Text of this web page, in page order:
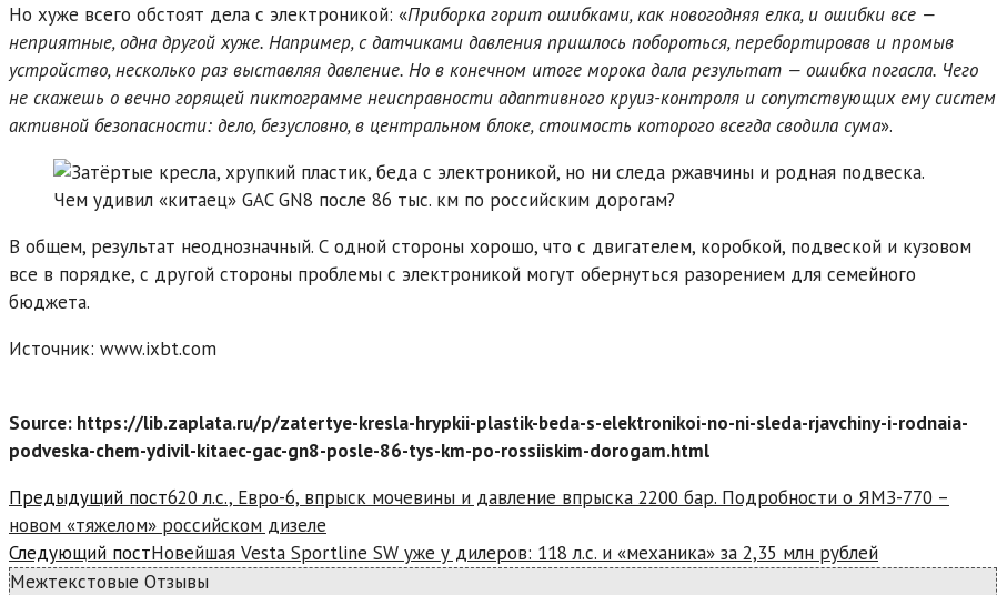
Но хуже всего обстоят дела с электроникой: «Приборка горит ошибками, как новогодняя елка, и ошибки все —
неприятные, одна другой хуже. Например, с датчиками давления пришлось побороться, перебортировав и промыв
устройство, несколько раз выставляя давление. Но в конечном итоге морока дала результат — ошибка погасла. Чего
не скажешь о вечно горящей пиктограмме неисправности адаптивного круиз-контроля и сопутствующих ему систем
активной безопасности: дело, безусловно, в центральном блоке, стоимость которого всегда сводила сума».
В общем, результат неоднозначный. С одной стороны хорошо, что с двигателем, коробкой, подвеской и кузовом
все в порядке, с другой стороны проблемы с электроникой могут обернуться разорением для семейного
бюджета.
Источник: www.ixbt.com
Source: https://lib.zaplata.ru/p/zatertye-kresla-hrypkii-plastik-beda-s-elektronikoi-no-ni-sleda-rjavchiny-i-rodnaia-
podveska-chem-ydivil-kitaec-gac-gn8-posle-86-tys-km-po-rossiiskim-dorogam.html
Read
more
articles
Предыдущий пост620 л.с., Евро-6, впрыск мочевины и давление впрыска 2200 бар. Подробности о ЯМЗ-770 –
новом «тяжелом» российском дизеле
Следующий постНовейшая Vesta Sportline SW уже у дилеров: 118 л.с. и «механика» за 2,35 млн рублей
Межтекстовые Отзывы